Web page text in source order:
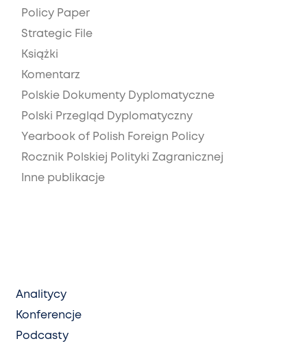
Policy Paper
Strategic File
Książki
Komentarz
Polskie Dokumenty Dyplomatyczne
Polski Przegląd Dyplomatyczny
Yearbook of Polish Foreign Policy
Rocznik Polskiej Polityki Zagranicznej
Inne publikacje
Analitycy
Konferencje
Podcasty